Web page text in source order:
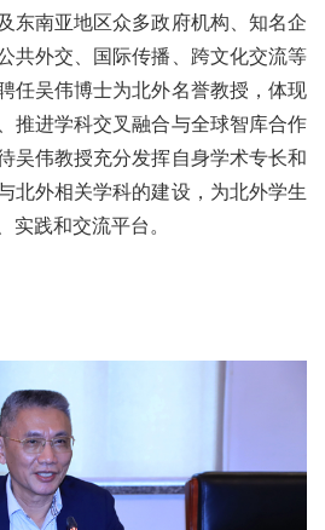
东南亚地区众多政府机构、知名企
共外交、国际传播、跨文化交流等
任吴伟博士为北外名誉教授，体现
推进学科交叉融合与全球智库合作
吴伟教授充分发挥自身学术专长和
北外相关学科的建设，为北外学生
实践和交流平台。